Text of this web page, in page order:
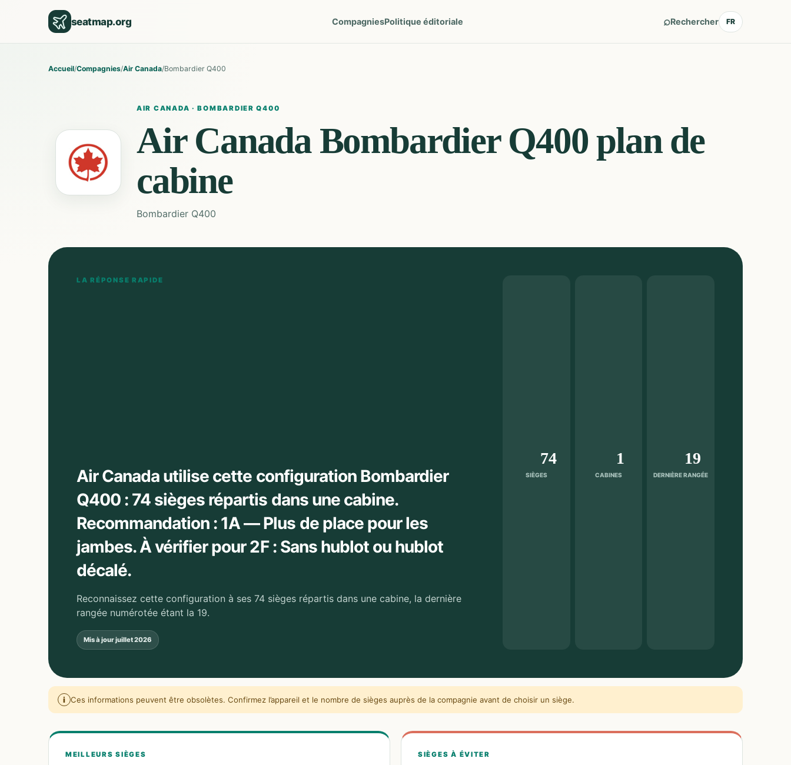
seatmap.org CompagniesPolitique éditoriale ⌕Rechercher FR
Accueil/Compagnies/Air Canada/Bombardier Q400
AIR CANADA ·BOMBARDIER Q400
Air Canada Bombardier Q400 plan de
cabine
Bombardier Q400
LA RÉPONSE RAPIDE
Air Canada utilise cette configuration Bombardier
Q400 : 74 sièges répartis dans une cabine.
Recommandation : 1A — Plus de place pour les
jambes. À vérifier pour 2F : Sans hublot ou hublot
décalé.
Reconnaissez cette configuration à ses 74 sièges répartis dans une cabine, la dernière
rangée numérotée étant la 19.
Mis à jourjuillet 2026
SIÈGES
74
CABINES
1
DERNIÈRE RANGÉE
19
i Ces informations peuvent être obsolètes. Confirmez l’appareil et le nombre de sièges auprès de la compagnie avant de choisir un siège.
MEILLEURS SIÈGES SIÈGES À ÉVITER